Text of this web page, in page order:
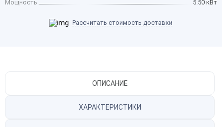
Мощность 5.50 кВт
Рассчитать стоимость доставки
ОПИСАНИЕ
ХАРАКТЕРИСТИКИ